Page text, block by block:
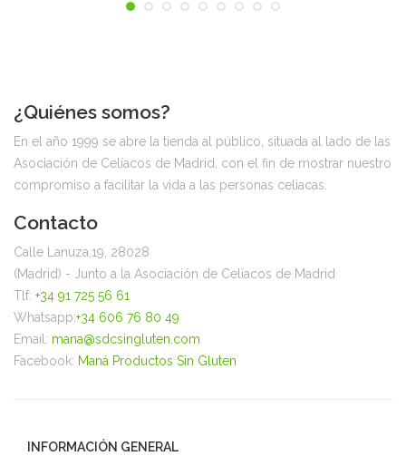
¿Quiénes somos?
En el año 1999 se abre la tienda al público, situada al lado de las
Asociación de Celíacos de Madrid, con el fin de mostrar nuestro
compromiso a facilitar la vida a las personas celiacas.
Contacto
Calle Lanuza,19, 28028
(Madrid) - Junto a la Asociación de Celíacos de Madrid
Tlf: +34 91 725 56 61
Whatsapp:+34 606 76 80 49
Email: mana@sdcsingluten.com
Facebook: Maná Productos Sin Gluten
INFORMACIÓN GENERAL